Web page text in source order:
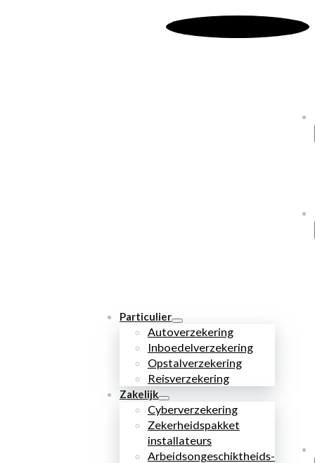
Particulier
Autoverzekering
Inboedelverzekering
Opstalverzekering
Reisverzekering
Zakelijk
Cyberverzekering
Zekerheidspakket
installateurs
Arbeidsongeschiktheids­